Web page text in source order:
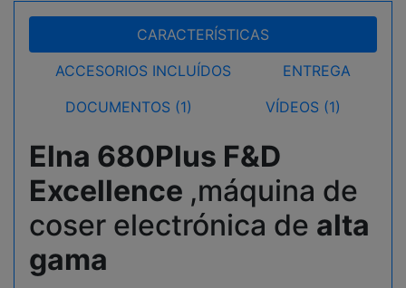
CARACTERÍSTICAS
ACCESORIOS INCLUÍDOS
ENTREGA
DOCUMENTOS (1)
VÍDEOS (1)
Elna 680Plus F&D
Excellence ,máquina de
coser electrónica de alta
gama